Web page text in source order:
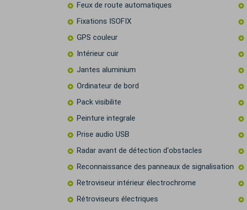
Feux de route automatiques
Fixations ISOFIX
GPS couleur
Intérieur cuir
Jantes aluminium
Ordinateur de bord
Pack visibilite
Peinture integrale
Prise audio USB
Radar avant de détection d'obstacles
Reconnaissance des panneaux de signalisation
Retroviseur intérieur électrochrome
Rétroviseurs électriques